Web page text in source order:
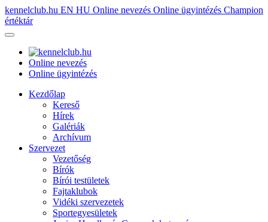
kennelclub.hu EN HU Online nevezés Online ügyintézés Champion
értéktár
Online nevezés
Online ügyintézés
Kezdőlap
Kereső
Hírek
Galériák
Archívum
Szervezet
Vezetőség
Bírók
Bírói testületek
Fajtaklubok
Vidéki szervezetek
Sportegyesületek